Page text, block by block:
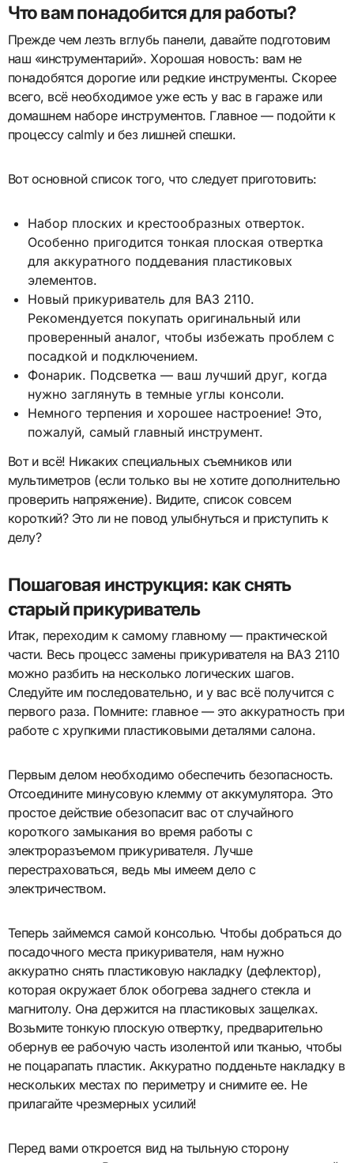
Что вам понадобится для работы?
Прежде чем лезть вглубь панели, давайте подготовим
наш «инструментарий». Хорошая новость: вам не
понадобятся дорогие или редкие инструменты. Скорее
всего, всё необходимое уже есть у вас в гараже или
домашнем наборе инструментов. Главное — подойти к
процессу calmly и без лишней спешки.
Вот основной список того, что следует приготовить:
Набор плоских и крестообразных отверток.
Особенно пригодится тонкая плоская отвертка
для аккуратного поддевания пластиковых
элементов.
Новый прикуриватель для ВАЗ 2110.
Рекомендуется покупать оригинальный или
проверенный аналог, чтобы избежать проблем с
посадкой и подключением.
Фонарик. Подсветка — ваш лучший друг, когда
нужно заглянуть в темные углы консоли.
Немного терпения и хорошее настроение! Это,
пожалуй, самый главный инструмент.
Вот и всё! Никаких специальных съемников или
мультиметров (если только вы не хотите дополнительно
проверить напряжение). Видите, список совсем
короткий? Это ли не повод улыбнуться и приступить к
делу?
Пошаговая инструкция: как снять
старый прикуриватель
Итак, переходим к самому главному — практической
части. Весь процесс замены прикуривателя на ВАЗ 2110
можно разбить на несколько логических шагов.
Следуйте им последовательно, и у вас всё получится с
первого раза. Помните: главное — это аккуратность при
работе с хрупкими пластиковыми деталями салона.
Первым делом необходимо обеспечить безопасность.
Отсоедините минусовую клемму от аккумулятора. Это
простое действие обезопасит вас от случайного
короткого замыкания во время работы с
электроразъемом прикуривателя. Лучше
перестраховаться, ведь мы имеем дело с
электричеством.
Теперь займемся самой консолью. Чтобы добраться до
посадочного места прикуривателя, нам нужно
аккуратно снять пластиковую накладку (дефлектор),
которая окружает блок обогрева заднего стекла и
магнитолу. Она держится на пластиковых защелках.
Возьмите тонкую плоскую отвертку, предварительно
обернув ее рабочую часть изолентой или тканью, чтобы
не поцарапать пластик. Аккуратно подденьте накладку в
нескольких местах по периметру и снимите ее. Не
прилагайте чрезмерных усилий!
Перед вами откроется вид на тыльную сторону